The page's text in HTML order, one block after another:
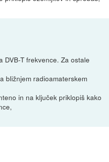
T frekvence. Za ostale
bližnjem radioamaterskem
in na ključek priklopiš kako